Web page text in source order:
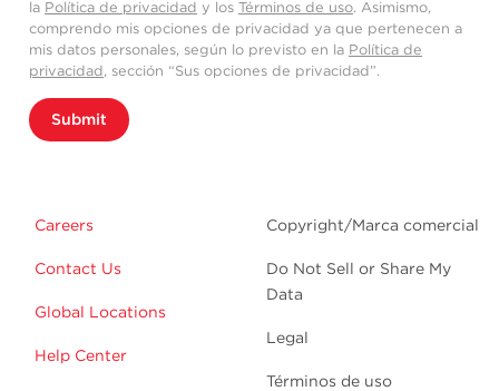
la Política de privacidad y los Términos de uso. Asimismo,
comprendo mis opciones de privacidad ya que pertenecen a
mis datos personales, según lo previsto en la Política de
privacidad, sección “Sus opciones de privacidad”.
Submit
Careers
Contact Us
Global Locations
Help Center
Copyright/Marca comercial
Do Not Sell or Share My
Data
Legal
Términos de uso